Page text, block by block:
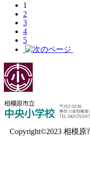
1
2
3
4
5
Copyright©2023 相模原